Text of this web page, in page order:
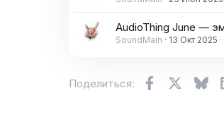
AudioThing June —
SoundMain 13 Окт 2025
Поделиться: Facebook
X